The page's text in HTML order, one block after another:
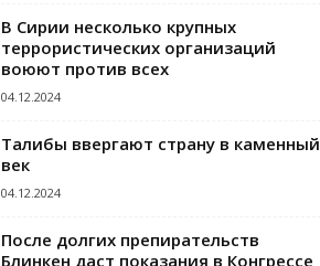
В Сирии несколько крупных
террористических организаций
воюют против всех
04.12.2024
Талибы ввергают страну в каменный
век
04.12.2024
После долгих препирательств
Блинкен даст показания в Конгрессе